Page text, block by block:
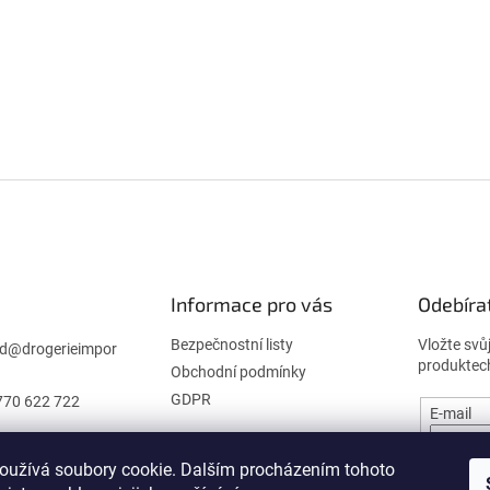
soubory cookie. Dalším procházením tohoto
@drogerieimpor
622 722
Informace pro vás
Bezpečnostní listy
Obchodní podmínky
GDPR
Vložte
E-mail